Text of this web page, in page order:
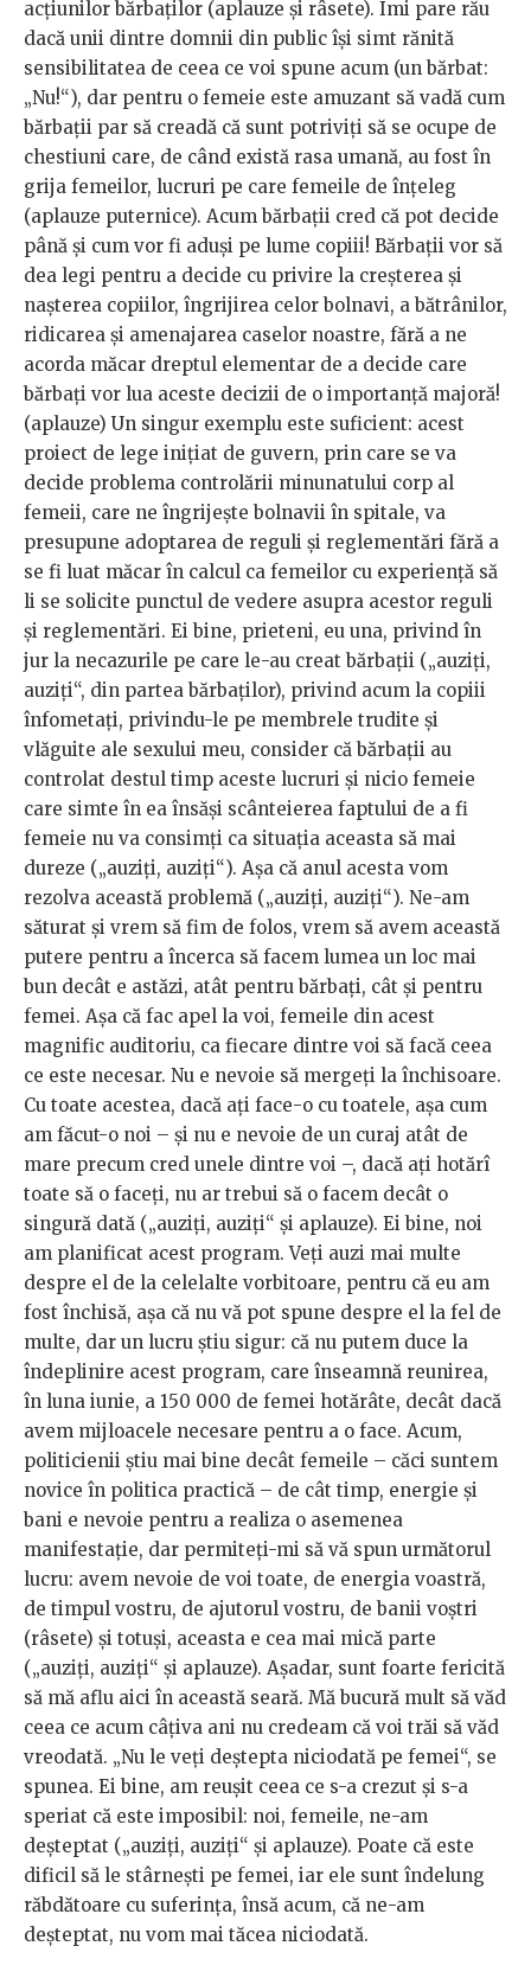
acțiunilor bărbaților (aplauze și râsete). Îmi pare rău
dacă unii dintre domnii din public își simt rănită
sensibilitatea de ceea ce voi spune acum (un bărbat:
„Nu!“), dar pentru o femeie este amuzant să vadă cum
bărbații par să creadă că sunt potriviți să se ocupe de
chestiuni care, de când există rasa umană, au fost în
grija femeilor, lucruri pe care femeile de înțeleg
(aplauze puternice). Acum bărbații cred că pot decide
până și cum vor fi aduși pe lume copiii! Bărbații vor să
dea legi pentru a decide cu privire la creșterea și
nașterea copiilor, îngrijirea celor bolnavi, a bătrânilor,
ridicarea și amenajarea caselor noastre, fără a ne
acorda măcar dreptul elementar de a decide care
bărbați vor lua aceste decizii de o importanță majoră!
(aplauze) Un singur exemplu este suficient: acest
proiect de lege inițiat de guvern, prin care se va
decide problema controlării minunatului corp al
femeii, care ne îngrijește bolnavii în spitale, va
presupune adoptarea de reguli și reglementări fără a
se fi luat măcar în calcul ca femeilor cu experiență să
li se solicite punctul de vedere asupra acestor reguli
și reglementări. Ei bine, prieteni, eu una, privind în
jur la necazurile pe care le-au creat bărbații („auziți,
auziți“, din partea bărbaților), privind acum la copiii
înfometați, privindu-le pe membrele trudite și
vlăguite ale sexului meu, consider că bărbații au
controlat destul timp aceste lucruri și nicio femeie
care simte în ea însăși scânteierea faptului de a fi
femeie nu va consimți ca situația aceasta să mai
dureze („auziți, auziți“). Așa că anul acesta vom
rezolva această problemă („auziți, auziți“). Ne-am
săturat și vrem să fim de folos, vrem să avem această
putere pentru a încerca să facem lumea un loc mai
bun decât e astăzi, atât pentru bărbați, cât și pentru
femei. Așa că fac apel la voi, femeile din acest
magnific auditoriu, ca fiecare dintre voi să facă ceea
ce este necesar. Nu e nevoie să mergeți la închisoare.
Cu toate acestea, dacă ați face-o cu toatele, așa cum
am făcut-o noi – și nu e nevoie de un curaj atât de
mare precum cred unele dintre voi –, dacă ați hotărî
toate să o faceți, nu ar trebui să o facem decât o
singură dată („auziți, auziți“ și aplauze). Ei bine, noi
am planificat acest program. Veți auzi mai multe
despre el de la celelalte vorbitoare, pentru că eu am
fost închisă, așa că nu vă pot spune despre el la fel de
multe, dar un lucru știu sigur: că nu putem duce la
îndeplinire acest program, care înseamnă reunirea,
în luna iunie, a 150 000 de femei hotărâte, decât dacă
avem mijloacele necesare pentru a o face. Acum,
politicienii știu mai bine decât femeile – căci suntem
novice în politica practică – de cât timp, energie și
bani e nevoie pentru a realiza o asemenea
manifestație, dar permiteți-mi să vă spun următorul
lucru: avem nevoie de voi toate, de energia voastră,
de timpul vostru, de ajutorul vostru, de banii voștri
(râsete) și totuși, aceasta e cea mai mică parte
(„auziți, auziți“ și aplauze). Așadar, sunt foarte fericită
să mă aflu aici în această seară. Mă bucură mult să văd
ceea ce acum câțiva ani nu credeam că voi trăi să văd
vreodată. „Nu le veți deștepta niciodată pe femei“, se
spunea. Ei bine, am reușit ceea ce s-a crezut și s-a
speriat că este imposibil: noi, femeile, ne-am
deșteptat („auziți, auziți“ și aplauze). Poate că este
dificil să le stârnești pe femei, iar ele sunt îndelung
răbdătoare cu suferința, însă acum, că ne-am
deșteptat, nu vom mai tăcea niciodată.